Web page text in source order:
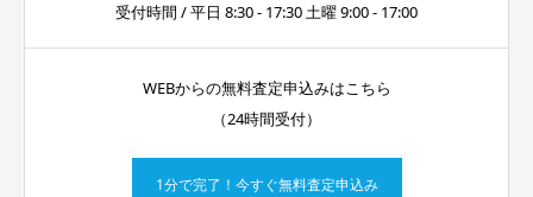
受付時間 / 平日 8:30 - 17:30 土曜 9:00 - 17:00
WEBからの無料査定申込みはこちら
（24時間受付）
1分で完了！今すぐ無料査定申込み